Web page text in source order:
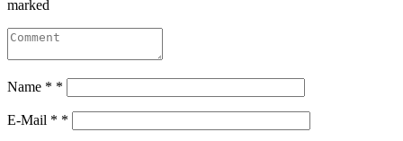
marked
Name * *
E-Mail * *